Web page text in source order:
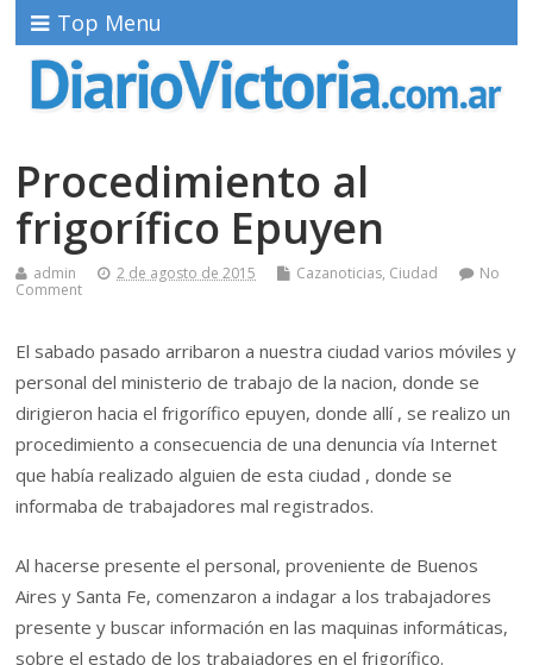
Top Menu
Procedimiento al
frigorífico Epuyen
admin 2 de agosto de 2015 Cazanoticias, Ciudad
No
Comment
El sabado pasado arribaron a nuestra ciudad varios móviles y
personal del ministerio de trabajo de la nacion, donde se
dirigieron hacia el frigorífico epuyen, donde allí , se realizo un
procedimiento a consecuencia de una denuncia vía Internet
que había realizado alguien de esta ciudad , donde se
informaba de trabajadores mal registrados.
Al hacerse presente el personal, proveniente de Buenos
Aires y Santa Fe, comenzaron a indagar a los trabajadores
presente y buscar información en las maquinas informáticas,
sobre el estado de los trabajadores en el frigorífico.